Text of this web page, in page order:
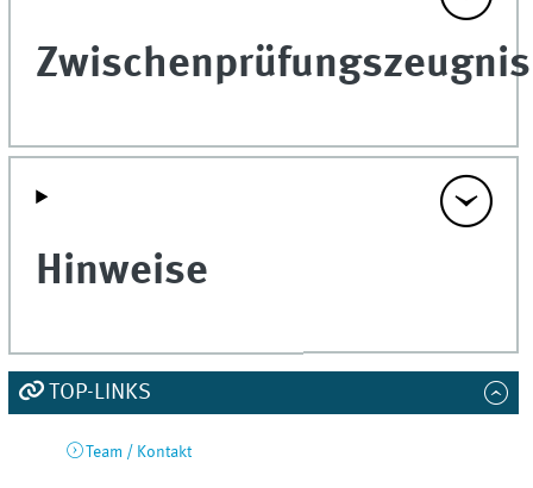
Zwischenprüfungszeugnis
Hinweise
TOP-LINKS
Team / Kontakt